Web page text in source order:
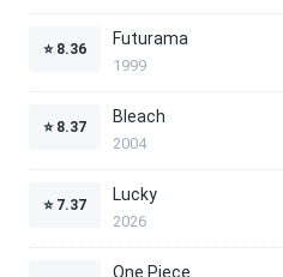
⭐ 8.36
Futurama
1999
⭐ 8.37
Bleach
2004
⭐ 7.37
Lucky
2026
One Piece